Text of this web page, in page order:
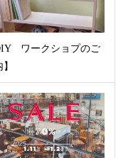
ワークショプのご